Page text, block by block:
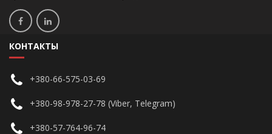
КОНТАКТЫ
+380-66-575-03-69
+380-98-978-27-78 (Viber, Telegram)
+380-57-764-96-74